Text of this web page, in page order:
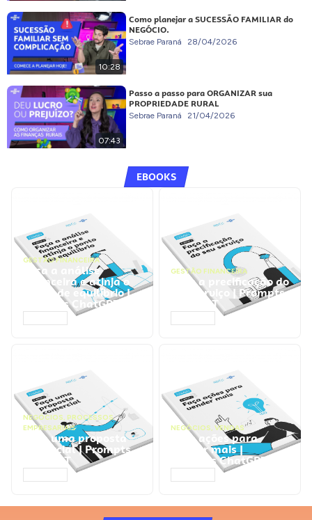
10:28
Como planejar a SUCESSÃO FAMILIAR do
NEGÓCIO.
Sebrae Paraná 28/04/2026
07:43
Passo a passo para ORGANIZAR sua
PROPRIEDADE RURAL
Sebrae Paraná 21/04/2026
EBOOKS
GESTÃO FINANCEIRA
Faça a análise
financeira e atinja o
ponto de equilíbrio |
Prompts ChatGPT
GESTÃO FINANCEIRA
Faça a precificação do
seu serviço | Prompts
ChatGPT
NEGÓCIOS, PROCESSOS
EMPRESARIAIS
Faça uma proposta
comercial | Prompts
ChatGPT
NEGÓCIOS, VENDAS
Faça ações para
vender mais |
Prompts ChatGPT